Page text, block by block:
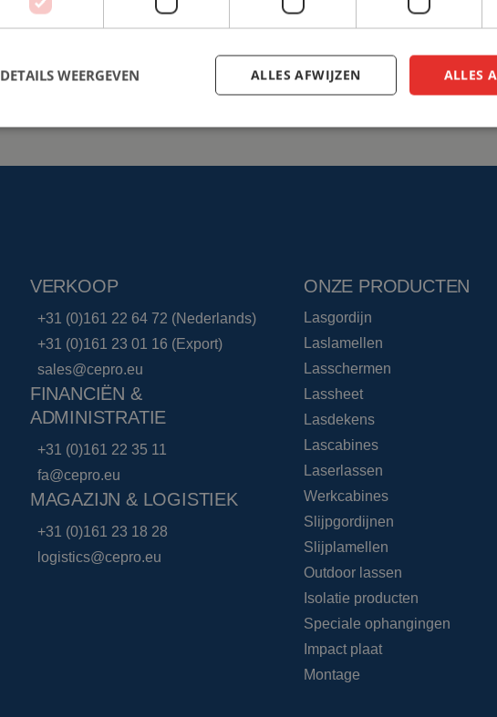
VERKOOP
+31 (0)161 22 64 72 (Nederlands)
+31 (0)161 23 01 16 (Export)
sales@cepro.eu
FINANCIËN &
ADMINISTRATIE
+31 (0)161 22 35 11
fa@cepro.eu
MAGAZIJN & LOGISTIEK
+31 (0)161 23 18 28
logistics@cepro.eu
ONZE PRODUCTEN
Lasgordijn
Laslamellen
Lasschermen
Lassheet
Lasdekens
Lascabines
Laserlassen
Werkcabines
Slijpgordijnen
Slijplamellen
Outdoor lassen
Isolatie producten
Speciale ophangingen
Impact plaat
Montage
ALLES
ALLES AFWIJZEN
DETAILS WEERGEVEN